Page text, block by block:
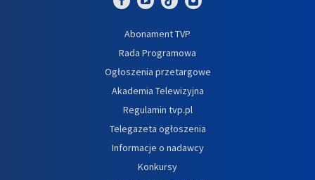
Abonament TVP
Rada Programowa
Ogłoszenia przetargowe
Akademia Telewizyjna
Regulamin tvp.pl
Telegazeta ogłoszenia
Informacje o nadawcy
Konkursy